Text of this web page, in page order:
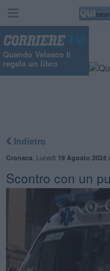
Quando Velasco ti
regala un libro
Indietro
Cronaca Lunedì 19 Agosto 2024
Scontro con un